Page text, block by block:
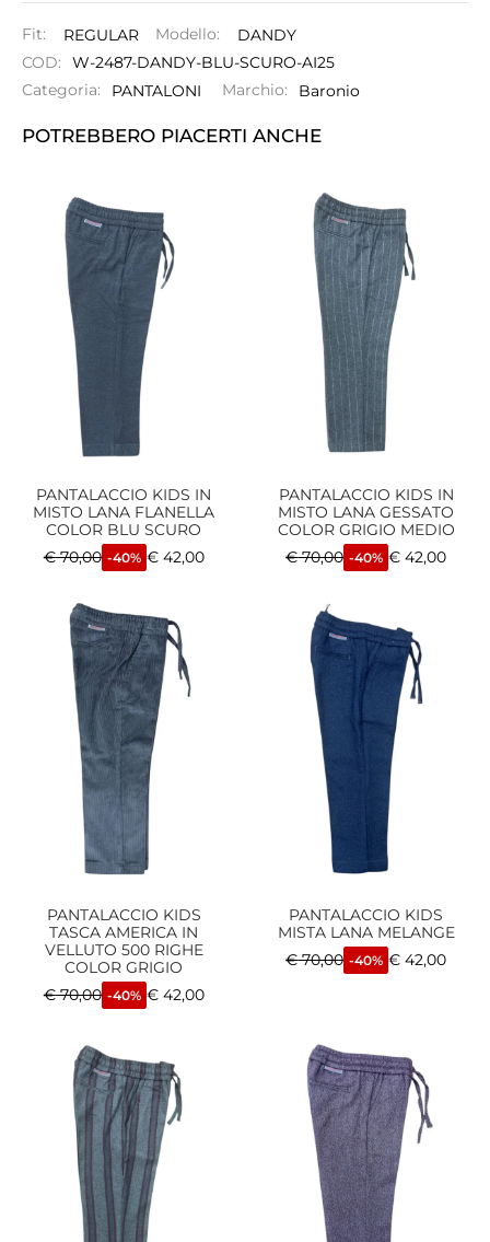
Fit: REGULAR Modello:
DANDY
COD:
W-2487-DANDY-BLU-SCURO-AI25
Categoria:
PANTALONI Marchio: Baronio
POTREBBERO PIACERTI ANCHE
PANTALACCIO KIDS IN
MISTO LANA FLANELLA
COLOR BLU SCURO
€70,00 -40% €42,00
PANTALACCIO KIDS IN
MISTO LANA GESSATO
COLOR GRIGIO MEDIO
€70,00 -40% € 42,00
PANTALACCIO KIDS
TASCA AMERICA IN
VELLUTO 500 RIGHE
COLOR GRIGIO
€70,00 -40% €42,00
PANTALACCIO KIDS
MISTA LANA MELANGE
€70,00 -40% € 42,00